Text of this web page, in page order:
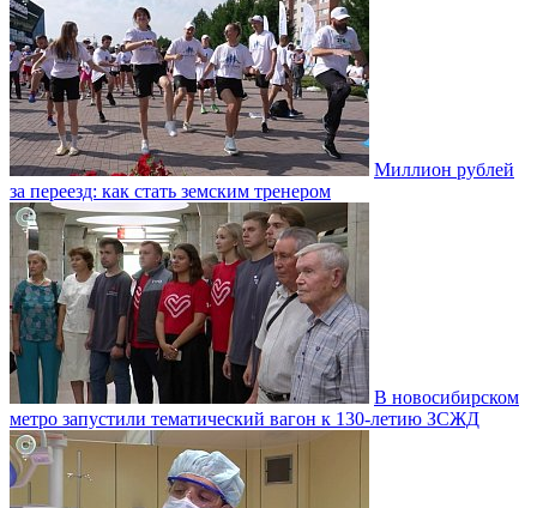
Миллион рублей
за переезд: как стать земским тренером
В новосибирском
метро запустили тематический вагон к 130-летию ЗСЖД